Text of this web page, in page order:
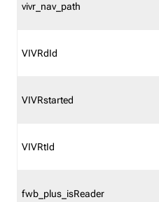
vivr_nav_path
VIVRdId
VIVRstarted
VIVRtId
fwb_plus_isReader